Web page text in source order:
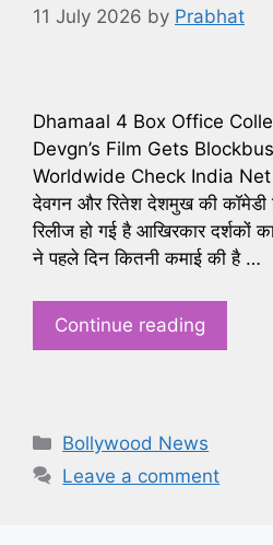
11 July 2026 by Prabhat
Dhamaal 4 Box Office
Devgn’s Film Gets
Worldwide Check
देवगन और रितेश देशमुख की कॉमेडी
रिलीज हो गई है आखिरकार दर्शकों
ने पहले दिन कितनी कमाई की है …
Continue reading
Categories
Bollywood News
Leave a comment